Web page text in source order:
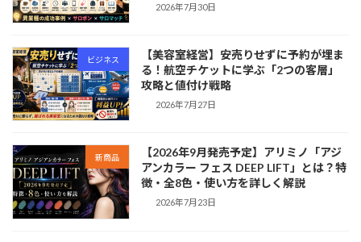
2026年7月30日
ビジネス
【美容室経営】安売りせずに予約が埋ま
る！航空チケットに学ぶ「2つの客層」
攻略と値付け戦略
2026年7月27日
新商品
【2026年9月発売予定】アリミノ「アジ
アンカラー フェス DEEP LIFT」とは？特
徴・全8色・使い方を詳しく解説
2026年7月23日